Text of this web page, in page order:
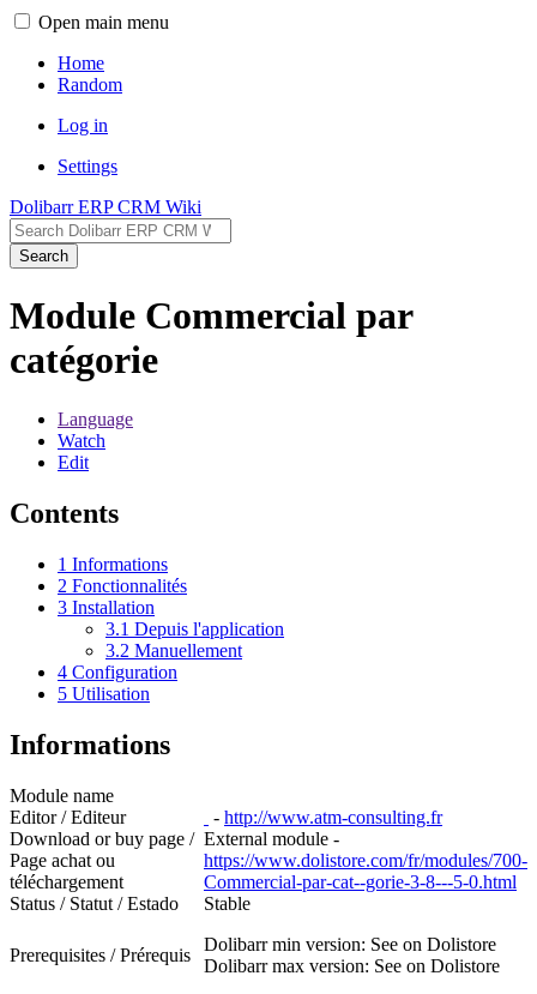
Open main menu
Home
Random
Log in
Settings
Dolibarr ERP CRM Wiki
Search
Module Commercial par
catégorie
Language
Watch
Edit
Contents
1 Informations
2 Fonctionnalités
3 Installation
3.1 Depuis l'application
3.2 Manuellement
4 Configuration
5 Utilisation
Informations
Module name
Editor / Editeur
- http://www.atm-consulting.fr
Download or buy page /
Page achat ou
téléchargement
External module -
https://www.dolistore.com/fr/modules/700-
Commercial-par-cat--gorie-3-8---5-0.html
Status / Statut / Estado
Stable
Prerequisites / Prérequis
Dolibarr min version: See on Dolistore
Dolibarr max version: See on Dolistore